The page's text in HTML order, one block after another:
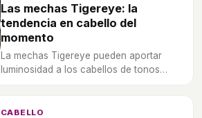
Las mechas Tigereye: la
tendencia en cabello del
momento
La mechas Tigereye pueden aportar
luminosidad a los cabellos de tonos
CABELLO